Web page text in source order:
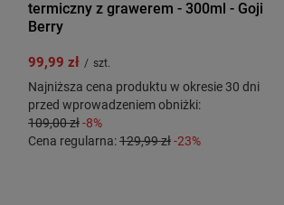
termiczny z grawerem - 300ml - Goji
Berry
99,99 zł / szt.
Najniższa cena produktu w okresie 30 dni
przed wprowadzeniem obniżki:
109,00 zł-8%
Cena regularna:129,99 zł-23%